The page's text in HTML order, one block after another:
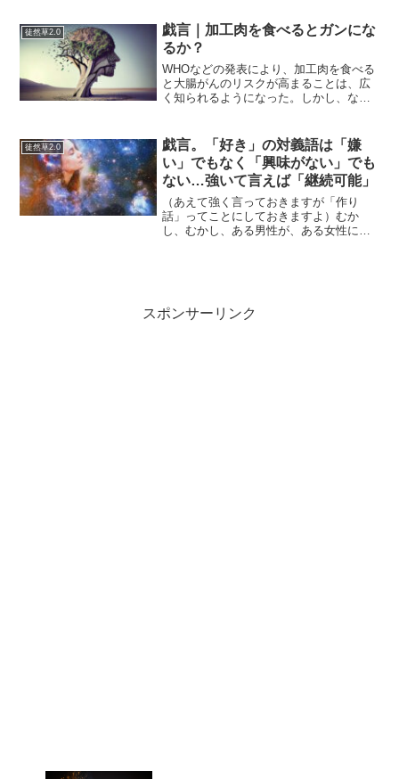
は襲われるわ、大量のゾンビをおびき寄
せるにあたってたくさん...
徒然草2.0
戯言｜加工肉を食べるとガンにな
るか？
WHOなどの発表により、加工肉を食べる
と大腸がんのリスクが高まることは、広
く知られるようになった。しかし、なぜ
一つに特定されているわけではないよう
だ。その中で、有力な原...
徒然草2.0
戯言。「好き」の対義語は「嫌
い」でもなく「興味がない」でも
ない…強いて言えば「継続可能」
（あえて強く言っておきますが「作り
話」ってことにしておきますよ）むか
し、むかし、ある男性が、ある女性に
スポンサーリンク